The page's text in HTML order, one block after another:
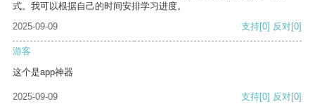
式。我可以根据自己的时间安排学习进度。
2025-09-09
支持[0] 反对[0]
游客
这个是app神器
2025-09-09 支持[0] 反对[0]